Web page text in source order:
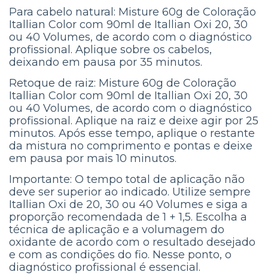
Para cabelo natural: Misture 60g de Coloração
Itallian Color com 90ml de Itallian Oxi 20, 30
ou 40 Volumes, de acordo com o diagnóstico
profissional. Aplique sobre os cabelos,
deixando em pausa por 35 minutos.
Retoque de raiz: Misture 60g de Coloração
Itallian Color com 90ml de Itallian Oxi 20, 30
ou 40 Volumes, de acordo com o diagnóstico
profissional. Aplique na raiz e deixe agir por 25
minutos. Após esse tempo, aplique o restante
da mistura no comprimento e pontas e deixe
em pausa por mais 10 minutos.
Importante: O tempo total de aplicação não
deve ser superior ao indicado. Utilize sempre
Itallian Oxi de 20, 30 ou 40 Volumes e siga a
proporção recomendada de 1 + 1,5. Escolha a
técnica de aplicação e a volumagem do
oxidante de acordo com o resultado desejado
e com as condições do fio. Nesse ponto, o
diagnóstico profissional é essencial.